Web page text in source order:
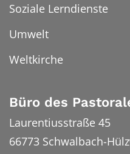
Soziale Lerndienste
Umwelt
Weltkirche
Büro des
Laurentiusstraße 45
66773 Schwalbach-